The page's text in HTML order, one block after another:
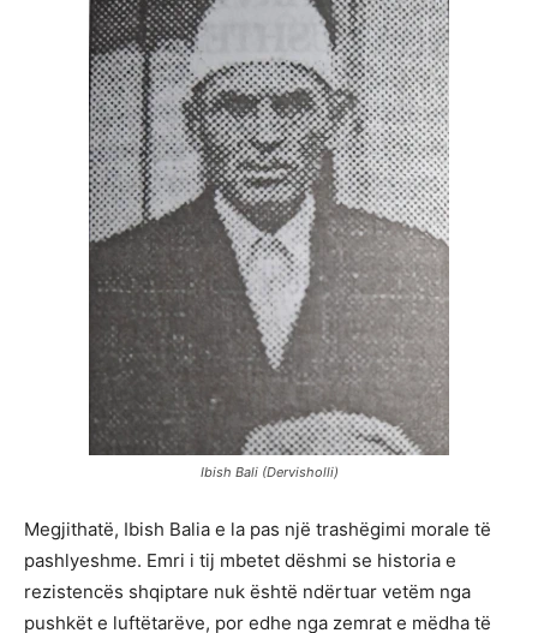
Ibish Bali (Dervisholli)
Megjithatë, Ibish Balia e la pas një trashëgimi morale të
pashlyeshme. Emri i tij mbetet dëshmi se historia e
rezistencës shqiptare nuk është ndërtuar vetëm nga
pushkët e luftëtarëve, por edhe nga zemrat e mëdha të